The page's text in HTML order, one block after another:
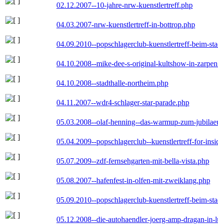
02.12.2007--10-jahre-nrw-kuenstlertreff.php
04.03.2007-nrw-kuenstlertreff-in-bottrop.php
04.09.2010--popschlagerclub-kuenstlertreff-beim-
04.10.2008--mike-dee-s-original-kultshow-in-
04.10.2008--stadthalle-northeim.php
04.11.2007--wdr4-schlager-star-parade.php
05.03.2008--olaf-henning--das-warmup-zum-
05.04.2009--popschlagerclub--kuenstlertreff-for-
05.07.2009--zdf-fernsehgarten-mit-bella-vista.php
05.08.2007--hafenfest-in-olfen-mit-zweiklang.php
05.09.2010--popschlagerclub-kuenstlertreff-beim-
05.12.2008--die-autohaendler-joerg-amp-dragan-in-